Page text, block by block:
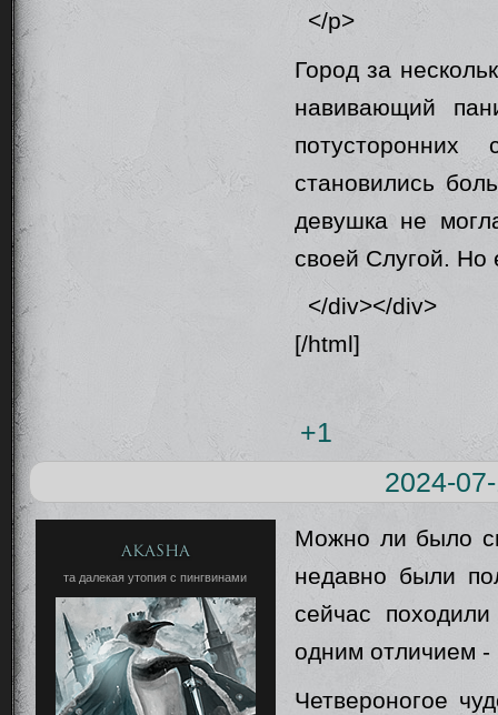
</p>
Город за
навивающий
становились
девушка не
своей Слугой. Но
</div></div>
[/html]
+1
2024-
Akasha
та далекая утопия с пингвинами
Можно ли было
недавно были
сейчас
одним отличием
Четвероногое